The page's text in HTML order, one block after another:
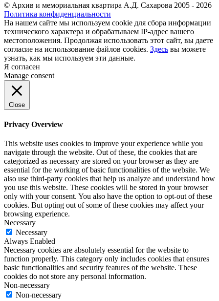
© Архив и мемориальная квартира А.Д. Сахарова 2005 - 2026
Политика конфиденциальности
На нашем сайте мы используем cookie для сбора информации
технического характера и обрабатываем IP-адрес вашего
местоположения. Продолжая использовать этот сайт, вы даете
согласие на использование файлов cookies. Здесь вы можете
узнать, как мы используем эти данные.
Я согласен
Manage consent
Close
Privacy Overview
This website uses cookies to improve your experience while you
navigate through the website. Out of these, the cookies that are
categorized as necessary are stored on your browser as they are
essential for the working of basic functionalities of the website. We
also use third-party cookies that help us analyze and understand how
you use this website. These cookies will be stored in your browser
only with your consent. You also have the option to opt-out of these
cookies. But opting out of some of these cookies may affect your
browsing experience.
Necessary
Necessary
Always Enabled
Necessary cookies are absolutely essential for the website to
function properly. This category only includes cookies that ensures
basic functionalities and security features of the website. These
cookies do not store any personal information.
Non-necessary
Non-necessary